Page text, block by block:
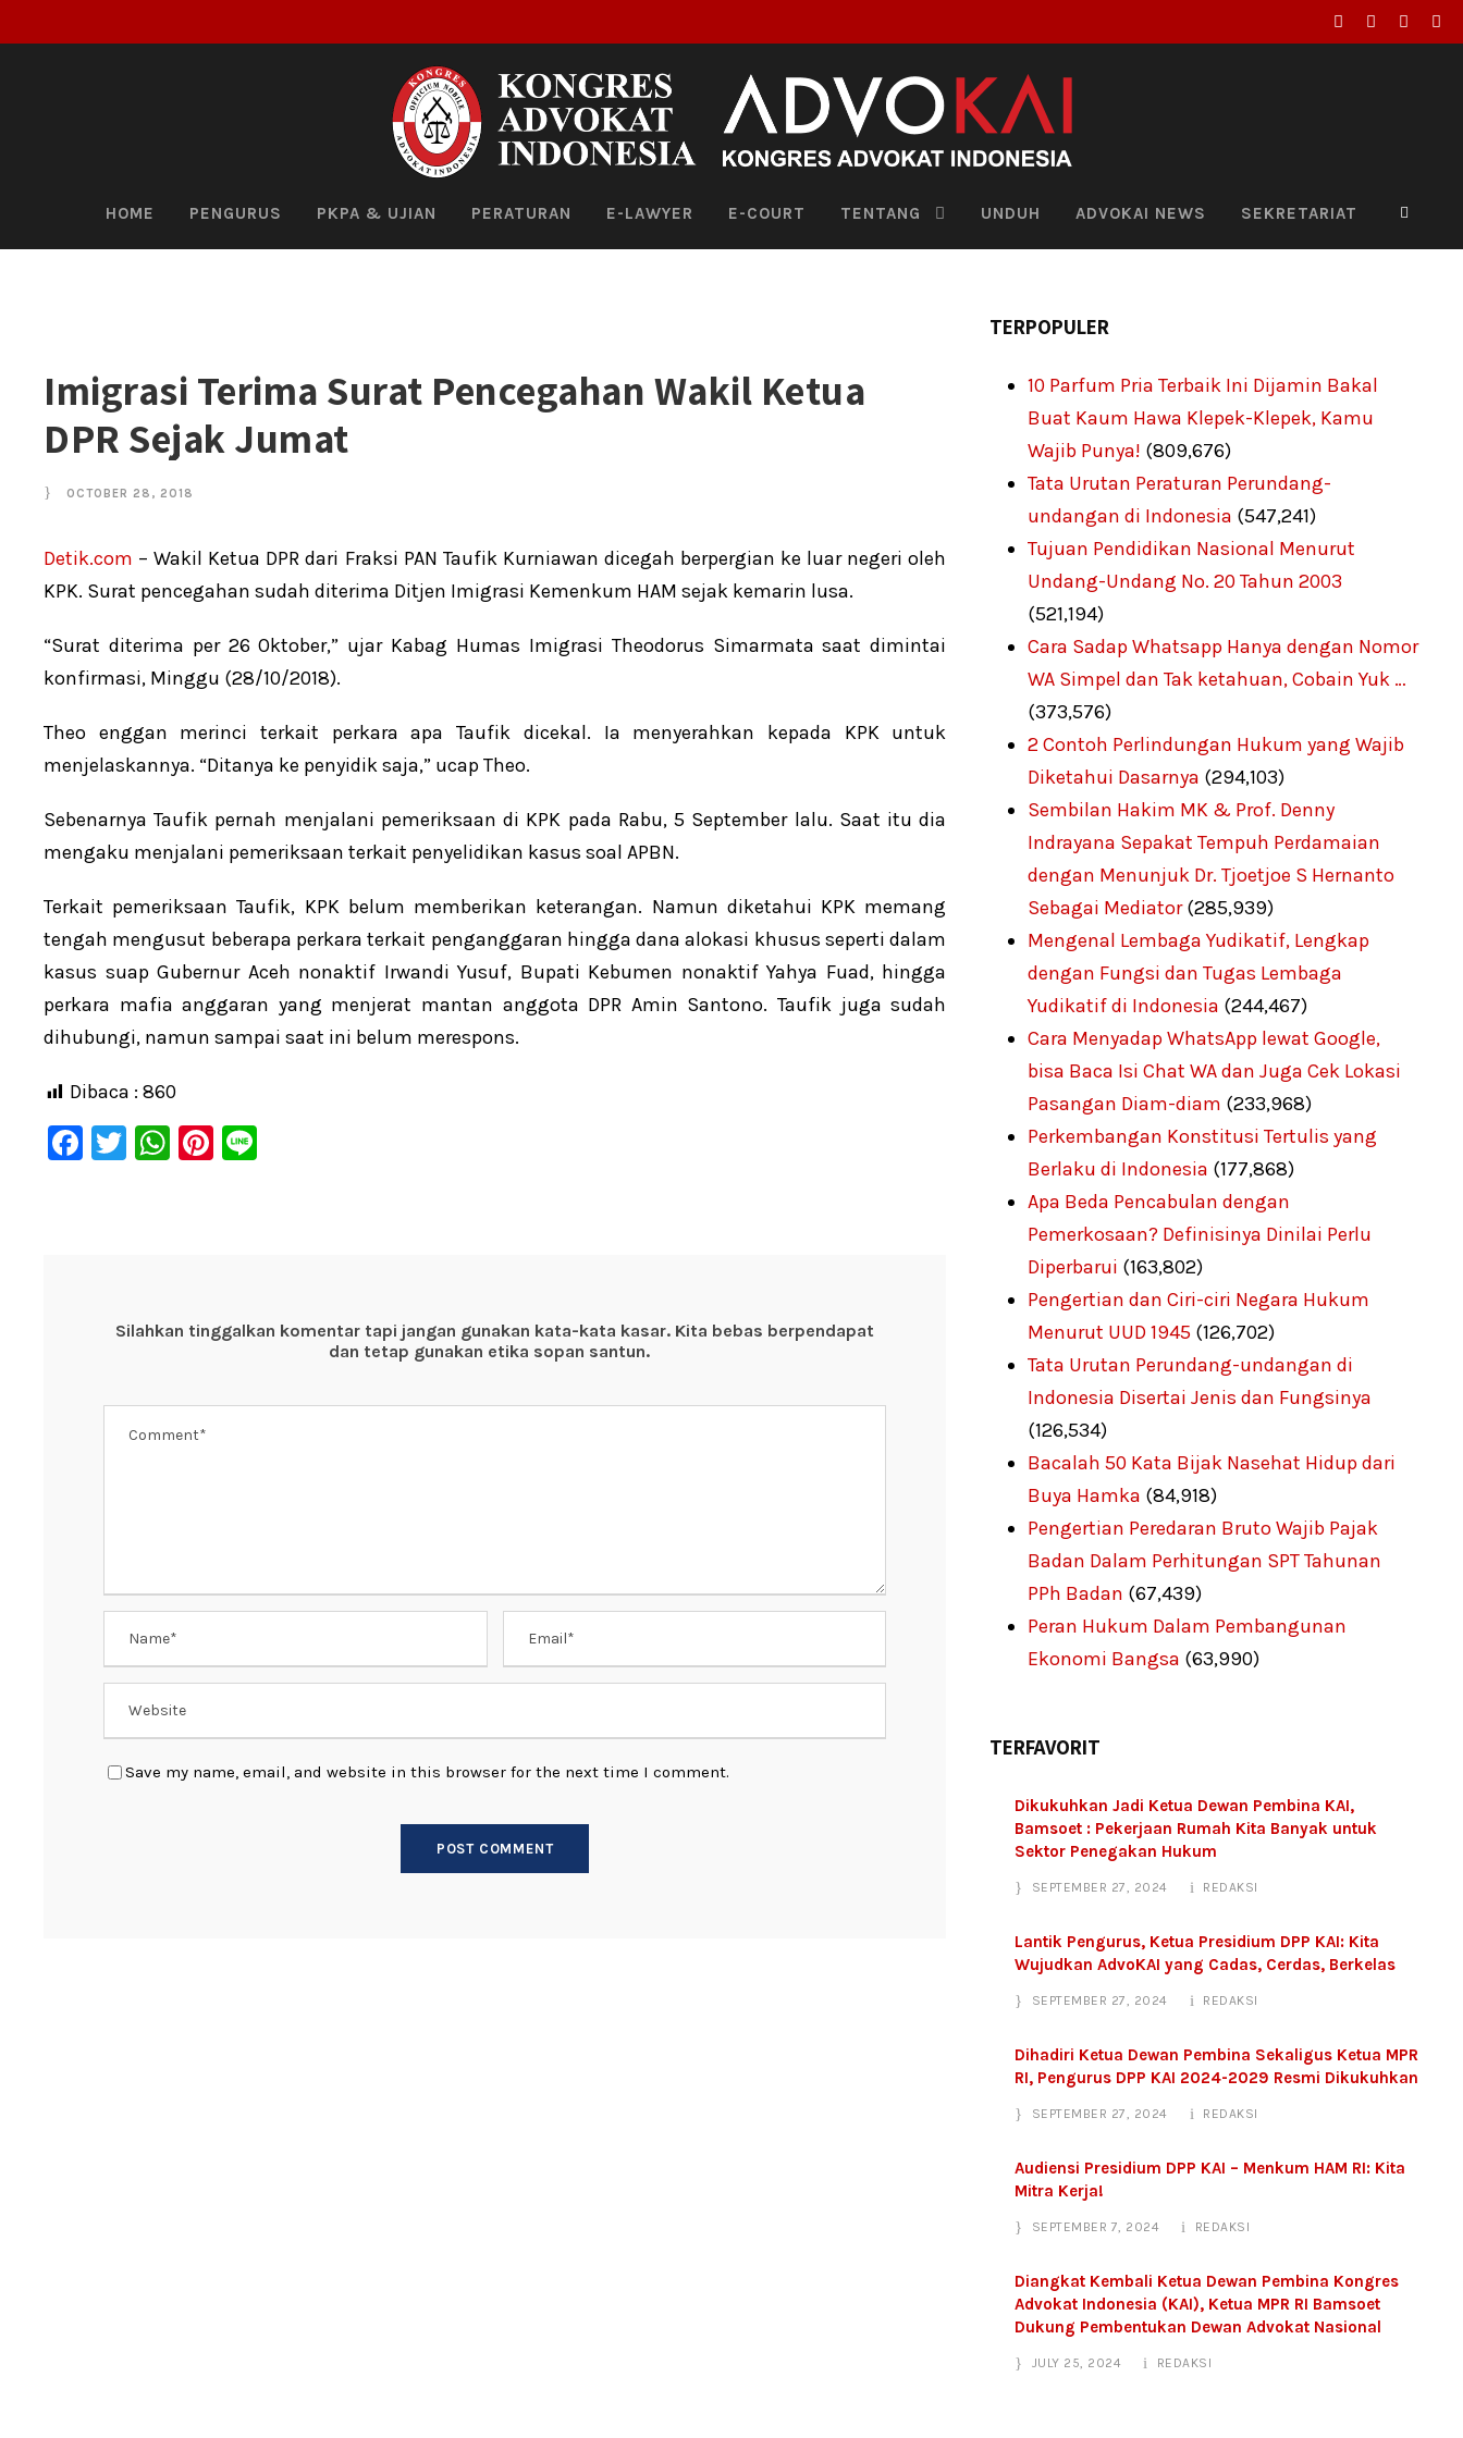
HOME PENGURUS PKPA & UJIAN PERATURAN E-LAWYER E-COURT TENTANG UNDUH ADVOKAI NEWS SEKRETARIAT
Imigrasi Terima Surat Pencegahan Wakil Ketua
DPR Sejak Jumat
OCTOBER 28, 2018
Detik.com – Wakil Ketua DPR dari Fraksi PAN Taufik Kurniawan dicegah berpergian ke luar negeri oleh
KPK. Surat pencegahan sudah diterima Ditjen Imigrasi Kemenkum HAM sejak kemarin lusa.
“Surat diterima per 26 Oktober,” ujar Kabag Humas Imigrasi Theodorus Simarmata saat dimintai
konfirmasi, Minggu (28/10/2018).
Theo enggan merinci terkait perkara apa Taufik dicekal. Ia menyerahkan kepada KPK untuk
menjelaskannya. “Ditanya ke penyidik saja,” ucap Theo.
Sebenarnya Taufik pernah menjalani pemeriksaan di KPK pada Rabu, 5 September lalu. Saat itu dia
mengaku menjalani pemeriksaan terkait penyelidikan kasus soal APBN.
Terkait pemeriksaan Taufik, KPK belum memberikan keterangan. Namun diketahui KPK memang
tengah mengusut beberapa perkara terkait penganggaran hingga dana alokasi khusus seperti dalam
kasus suap Gubernur Aceh nonaktif Irwandi Yusuf, Bupati Kebumen nonaktif Yahya Fuad, hingga
perkara mafia anggaran yang menjerat mantan anggota DPR Amin Santono. Taufik juga sudah
dihubungi, namun sampai saat ini belum merespons.
Dibaca : 860
F
T
W Pi
Silahkan tinggalkan komentar tapi jangan gunakan kata-kata kasar. Kita bebas berpendapat
dan tetap gunakan etika sopan santun.
Save my name, email, and website in this browser for the next time I comment.
TERPOPULER
10 Parfum Pria Terbaik Ini Dijamin Bakal
Buat Kaum Hawa Klepek-Klepek, Kamu
Wajib Punya! (809,676)
Tata Urutan Peraturan Perundang-
undangan di Indonesia (547,241)
Tujuan Pendidikan Nasional Menurut
Undang-Undang No. 20 Tahun 2003
(521,194)
Cara Sadap Whatsapp Hanya dengan Nomor
WA Simpel dan Tak ketahuan, Cobain Yuk …
(373,576)
2 Contoh Perlindungan Hukum yang Wajib
Diketahui Dasarnya (294,103)
Sembilan Hakim MK & Prof. Denny
Indrayana Sepakat Tempuh Perdamaian
dengan Menunjuk Dr. Tjoetjoe S Hernanto
Sebagai Mediator (285,939)
Mengenal Lembaga Yudikatif, Lengkap
dengan Fungsi dan Tugas Lembaga
Yudikatif di Indonesia (244,467)
Cara Menyadap WhatsApp lewat Google,
bisa Baca Isi Chat WA dan Juga Cek Lokasi
Pasangan Diam-diam (233,968)
Perkembangan Konstitusi Tertulis yang
Berlaku di Indonesia (177,868)
Apa Beda Pencabulan dengan
Pemerkosaan? Definisinya Dinilai Perlu
Diperbarui (163,802)
Pengertian dan Ciri-ciri Negara Hukum
Menurut UUD 1945 (126,702)
Tata Urutan Perundang-undangan di
Indonesia Disertai Jenis dan Fungsinya
(126,534)
Bacalah 50 Kata Bijak Nasehat Hidup dari
Buya Hamka (84,918)
Pengertian Peredaran Bruto Wajib Pajak
Badan Dalam Perhitungan SPT Tahunan
PPh Badan (67,439)
Peran Hukum Dalam Pembangunan
Ekonomi Bangsa (63,990)
TERFAVORIT
Dikukuhkan Jadi Ketua Dewan Pembina KAI,
Bamsoet : Pekerjaan Rumah Kita Banyak untuk
Sektor Penegakan Hukum
SEPTEMBER 27, 2024 REDAKSI
Lantik Pengurus, Ketua Presidium DPP KAI: Kita
Wujudkan AdvoKAI yang Cadas, Cerdas, Berkelas
SEPTEMBER 27, 2024 REDAKSI
Dihadiri Ketua Dewan Pembina Sekaligus Ketua MPR
RI, Pengurus DPP KAI 2024-2029 Resmi Dikukuhkan
SEPTEMBER 27, 2024 REDAKSI
Audiensi Presidium DPP KAI – Menkum HAM RI: Kita
Mitra Kerja!
SEPTEMBER 7, 2024 REDAKSI
Diangkat Kembali Ketua Dewan Pembina Kongres
Advokat Indonesia (KAI), Ketua MPR RI Bamsoet
Dukung Pembentukan Dewan Advokat Nasional
JULY 25, 2024 REDAKSI